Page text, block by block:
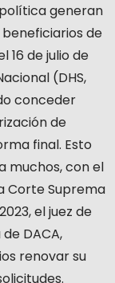
generan
de
16 de julio de
(DHS,
conceder
de
final. Esto
muchos, con el
Corte Suprema
el juez de
DACA,
renovar su